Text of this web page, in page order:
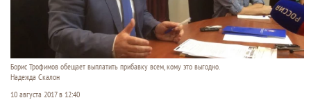
Борис Трофимов обещает выплатить прибавку всем, кому это выгодно.
Надежда Скалон
10 августа 2017 в 12:40